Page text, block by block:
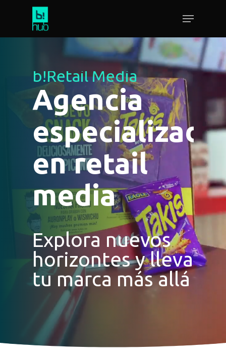
b!Retail Media
Agencia
especializada
en retail
media
Explora nuevos
horizontes y lleva
tu marca más allá